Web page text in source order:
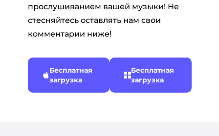
прослушиванием вашей музыки! Не
стесняйтесь оставлять нам свои
комментарии ниже!
Бесплатная
загрузка
Бесплатная
загрузка